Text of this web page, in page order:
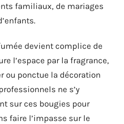
familiaux, de mariages
devient complice de
l’espace par la fragrance,
ou ponctue la décoration
ne s’y
sur ces bougies pour
faire l’impasse sur le